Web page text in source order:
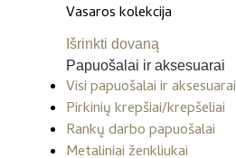
Vasaros kolekcija
Išrinkti dovaną
Papuošalai ir aksesuarai
Visi papuošalai ir aksesuarai
Pirkinių krepšiai/krepšeliai
Rankų darbo papuošalai
Metaliniai ženkliukai